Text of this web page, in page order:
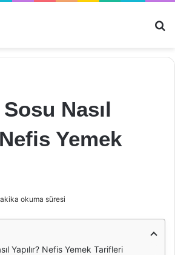
Nasıl
Yemek
okuma süresi
Yapılır? Nefis Yemek Tarifleri